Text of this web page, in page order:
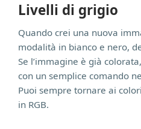
Livelli di grigio
Quando crei una nuova
modalità in bianco e nero,
Se l’immagine è già
con un semplice comando
Puoi sempre tornare ai
in RGB.